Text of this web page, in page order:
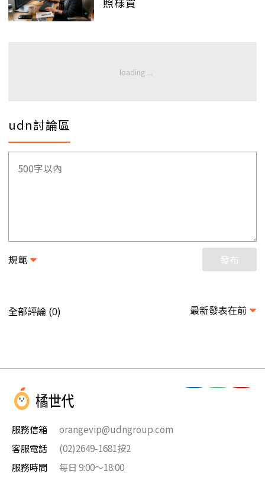
udn討論區
規範 發布
全部評論 (0) 最新發表在前
服務信箱
orangevip@udngroup.com
客服電話
(02)2649-1681按2
服務時間
每日 9:00～18:00